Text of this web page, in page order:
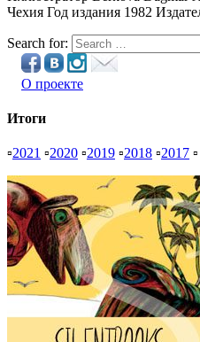
Чехия Год издания 1982
Search for:
О проекте
Итоги
▫2021 ▫2020 ▫2019 ▫2018 ▫2017 ▫